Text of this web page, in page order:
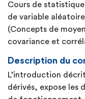
Cours de
de variable
(Concepts de
covariance et
Description du
L’introduction
dérivés, expose les